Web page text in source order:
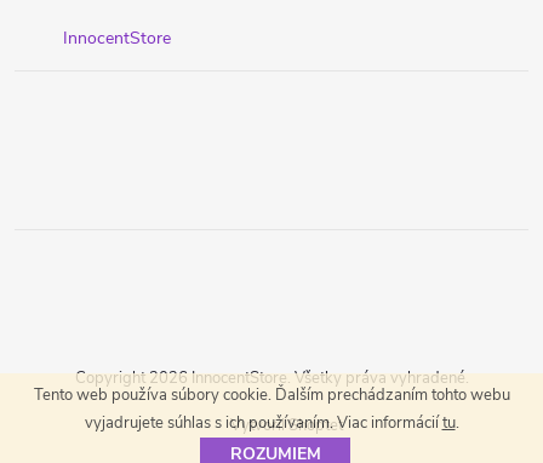
Tento web používa súbory cookie. Ďalším prechádzaním tohto webu
vyjadrujete súhlas s ich používaním. Viac informáciítu.
ROZUMIEM
InnocentStore
Vytvoril Shoptet
Copyright 2026 InnocentStore. Všetky práva vyhradené.